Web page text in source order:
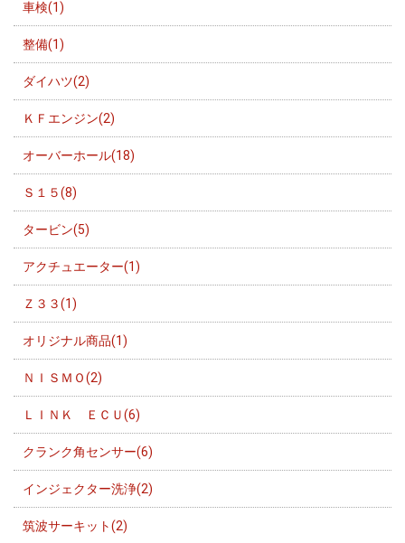
車検(1)
整備(1)
ダイハツ(2)
ＫＦエンジン(2)
オーバーホール(18)
Ｓ１５(8)
タービン(5)
アクチュエーター(1)
Ｚ３３(1)
オリジナル商品(1)
ＮＩＳＭＯ(2)
ＬＩＮＫ ＥＣＵ(6)
クランク角センサー(6)
インジェクター洗浄(2)
筑波サーキット(2)